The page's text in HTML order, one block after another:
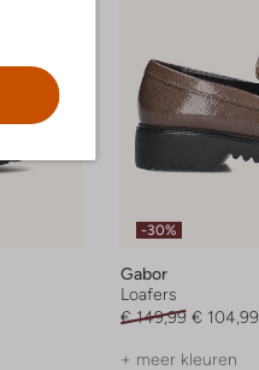
-30%
Gabor
Loafers
€ 149,99 € 104,99
+ meer kleuren